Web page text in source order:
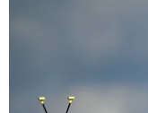
#Nghị quyết 68